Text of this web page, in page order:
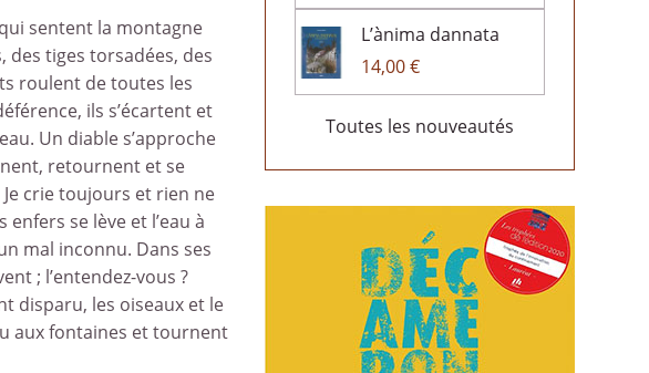
sentent la montagne
des tiges torsadées, des
roulent de toutes les
ils s’écartent et
Un diable s’approche
retournent et se
crie toujours et rien ne
se lève et l’eau à
mal inconnu. Dans ses
; l’entendez-vous ?
disparu, les oiseaux et le
aux fontaines et tournent
L’ànima dannata
14,00 €
Toutes les nouveautés